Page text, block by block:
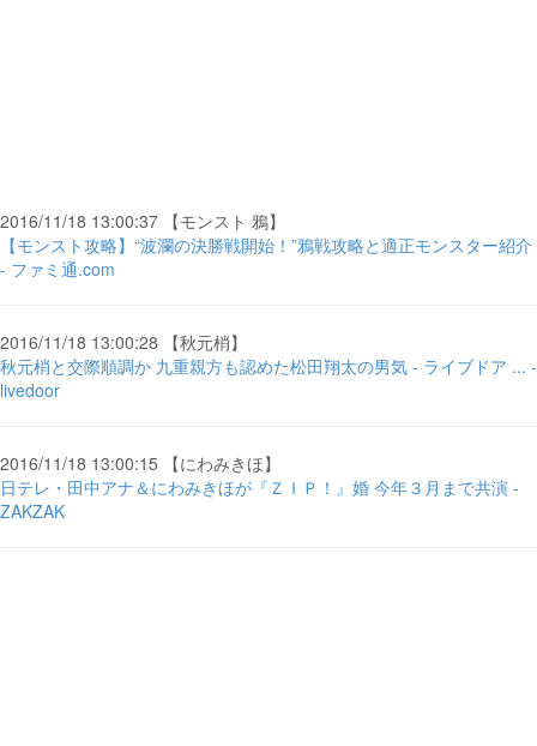
2016/11/18 13:00:37 【モンスト 鴉】
【モンスト攻略】“波瀾の決勝戦開始！”鴉戦攻略と適正モンスター紹介
- ファミ通.com
2016/11/18 13:00:28 【秋元梢】
秋元梢と交際順調か 九重親方も認めた松田翔太の男気 - ライブドア ... -
livedoor
2016/11/18 13:00:15 【にわみきほ】
日テレ・田中アナ＆にわみきほが『ＺＩＰ！』婚 今年３月まで共演 -
ZAKZAK